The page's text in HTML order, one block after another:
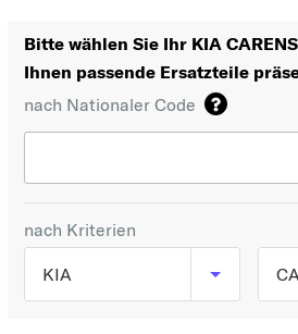
Bitte wählen Sie Ihr KIA
Ihnen passende Ersatzteile
nach Nationaler Code
nach Kriterien
KIA